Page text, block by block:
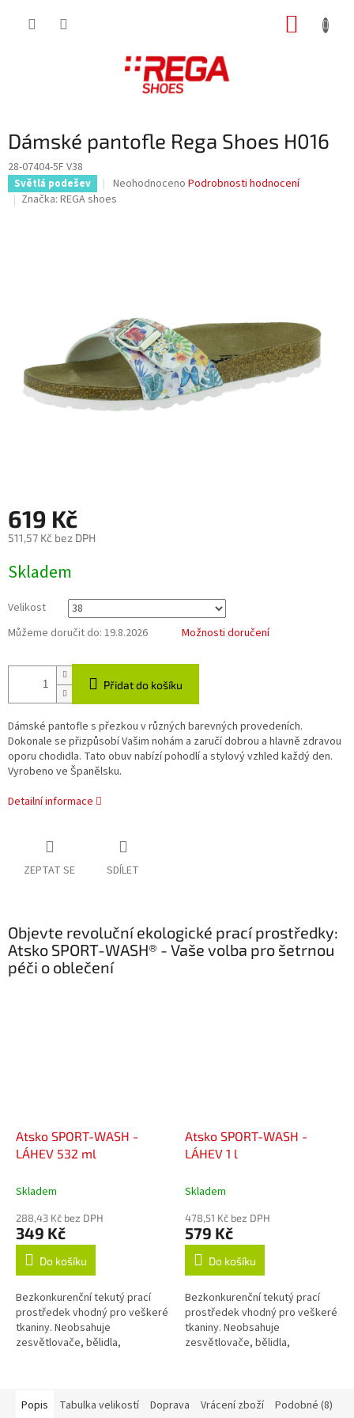
Dámské pantofle Rega Shoes H016
28-07404-5F V38
Světlá podešev
Průměrné
hodnocení
Neohodnoceno Podrobnosti hodnocení
Značka: REGA shoes
619 Kč
511,57 Kč bez DPH
cena:
Skladem
Velikost
Můžeme doručit do: 19.8.2026 Možnosti doručení
Přidat do košíku
Dámské pantofle s přezkou v různých barevných provedeních.
Dokonale se přizpůsobí Vašim nohám a zaručí dobrou a hlavně zdravou
oporu chodidla. Tato obuv nabízí pohodlí a stylový vzhled každý den.
Vyrobeno ve Španělsku.
Detailní informace
ZEPTAT SE SDÍLET
Objevte revoluční ekologické prací prostředky:
Atsko SPORT-WASH® - Vaše volba pro šetrnou
péči o oblečení
Atsko SPORT-WASH -
LÁHEV 532 ml
Skladem
288,43 Kč bez DPH
349 Kč
Do košíku
Bezkonkurenční tekutý prací
prostředek vhodný pro veškeré
tkaniny. Neobsahuje
zesvětlovače, bělidla,
Atsko SPORT-WASH -
LÁHEV 1 l
Skladem
478,51 Kč bez DPH
579 Kč
Do košíku
Bezkonkurenční tekutý prací
prostředek vhodný pro veškeré
tkaniny. Neobsahuje
zesvětlovače, bělidla,
Popis
Tabulka velikostí Doprava Vrácení zboží Podobné (8)